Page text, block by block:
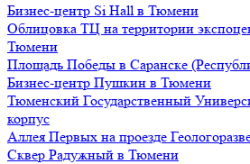
Бизнес-центр Si Hall в Тюмени
Облицовка ТЦ на территории
Тюмени
Площадь Победы в Саранске
Бизнес-центр Пушкин в Тюмени
Тюменский Государственный
корпус
Аллея Первых на проезде
Сквер Радужный в Тюмени